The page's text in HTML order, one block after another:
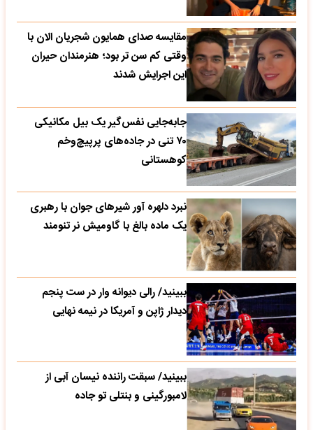
مقایسه صدای همایون شجریان الان با
وقتی کم سن تر بود؛ هنرمندان حیران
این اجرایش شدند
جابه‌جایی نفس‌گیر یک بیل مکانیکی
۷۰ تنی در جاده‌های پرپیچ‌وخم
کوهستانی
نبرد دلهره آور شیرهای جوان با رهبری
یک ماده بالغ با گاومیش نر تنومند
ببینید/ رالی دیوانه وار در ست پنجم
دیدار ژاپن و آمریکا در نیمه نهایی
ببینید/ سبقت راننده نیسان آبی از
لامبورگینی و بنتلی تو جاده